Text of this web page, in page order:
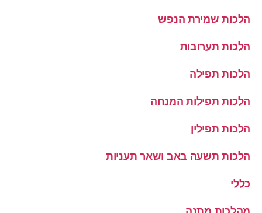
הלכות שמירת הנפש
הלכות תערובות
הלכות תפילה
הלכות תפילות המנחה
הלכות תפילין
הלכות תשעה באב ושאר תעניות
כללי